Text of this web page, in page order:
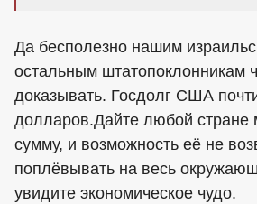
Да бесполезно нашим
остальным штатопоклонникам
доказывать. Госдолг США
долларов.Дайте любой стране
сумму, и возможность её не
поплёвывать на весь
увидите экономическое чудо.